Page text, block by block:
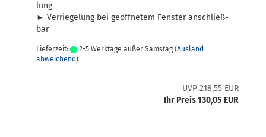
lung
► Ver­rie­ge­lung bei ge­öff­ne­tem Fens­ter an­schließ­
bar
Lieferzeit: 2-5 Werktage außer Samstag (Ausland
abweichend)
UVP 218,55 EUR
Ihr Preis 130,05 EUR